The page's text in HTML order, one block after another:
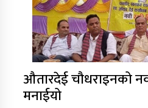
औतारदेई चौधराइनको
मनाईयो